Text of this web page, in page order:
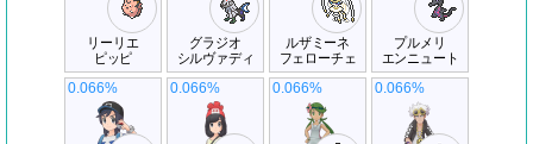
リーリエ
ピッピ
グラジオ
シルヴァディ
ルザミーネ
フェローチェ
プルメリ
エンニュート
0.066% 0.066% 0.066% 0.066%